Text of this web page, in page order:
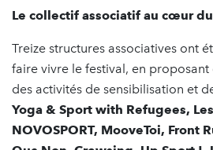
Le collectif associatif au cœur
Treize structures associatives ont
faire vivre le festival, en proposant
des activités de sensibilisation et
Yoga & Sport with Refugees,
NOVOSPORT, MooveToi, Front